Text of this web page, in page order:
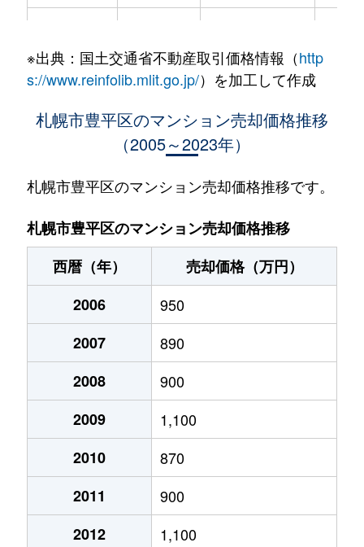
水車町
1,400万円 中の島
徒歩
2,500万円 月寒中央
月寒中央通
2,700万円 月寒中央
月寒中央通
1,500万円 月寒中央
月寒中央通
3,000万円 月寒中央
月寒中央通
2,000万円
月寒中央通
260万円
月寒中央通
3,000万円
月寒中央通
3,300万円
月寒西１条
2,900万円
月寒西１条
1,600万円
月寒西１条
1,400万円
※出典：国土交通省不動産取引価格情報（http
s://www.reinfolib.mlit.go.jp/）を加工して作成
札幌市豊平区のマンション売却価格推移
（2005～2023年）
札幌市豊平区のマンション売却価格推移です。
札幌市豊平区のマンション売却価格推移
西暦（年）
売却価格（万円）
2006
950
2007
890
2008
900
2009
1,100
2010
870
2011
900
2012
1,100